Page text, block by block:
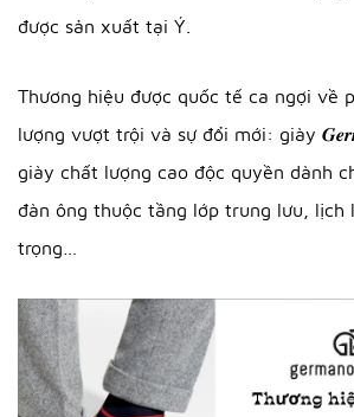
được sản xuất tại Ý.
Thương hiệu được quốc tế ca ngợi về
lượng vượt trội và sự đổi mới: giày
giày chất lượng cao độc quyền dành
đàn ông thuộc tầng lớp trung lưu, lịch
trọng…